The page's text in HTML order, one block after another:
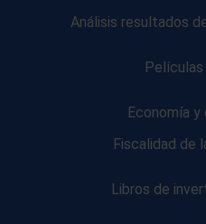
Análisis resultados
Economía
Fiscalidad de
Libros de